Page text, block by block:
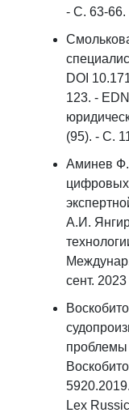
- С. 63-66.
DOI
123. -
(95). - С.
Аминев
цифровых
А.И.
сент.
проблемы
Lex